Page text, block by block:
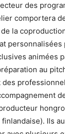
des
comportera
de la
personnalisées
animées
au
Ils